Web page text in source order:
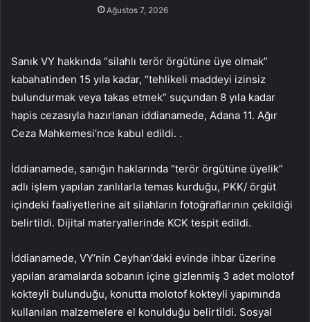
Ağustos 7, 2026
Sanık VY hakkında “silahlı terör örgütüne üye olmak”
kabahatinden 15 yıla kadar, “tehlikeli maddeyi izinsiz
bulundurmak veya takas etmek” suçundan 8 yıla kadar
hapis cezasıyla hazırlanan iddianamede, Adana 11. Ağır
Ceza Mahkemesi’nce kabul edildi. .
İddianamede, sanığın haklarında “terör örgütüne üyelik”
adlı işlem yapılan zanlılarla temas kurduğu, PKK/ örgüt
içindeki faaliyetlerine ait silahların fotoğraflarının çekildiği
belirtildi. Dijital materyallerinde KCK tespit edildi.
İddianamede, VY’nin Ceyhan’daki evinde ihbar üzerine
yapılan aramalarda sobanın içine gizlenmiş 3 adet molotof
kokteyli bulunduğu, konutta molotof kokteyli yapımında
kullanılan malzemelere el konulduğu belirtildi. Sosyal